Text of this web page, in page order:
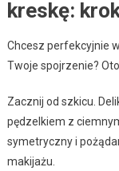
kreskę:
Chcesz perfekcyjnie
Twoje spojrzenie?
Zacznij od szkicu.
pędzelkiem z
symetryczny i
makijażu.